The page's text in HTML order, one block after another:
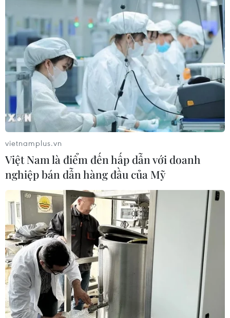
TIN CÙNG CHUYÊN MỤC
Khám phá vẻ đẹp Văn Miếu-Quốc Tử
Giám qua 120 tác phẩm nghệ thuật
đa chất liệu
vietnamplus.vn
Việt Nam là điểm đến hấp dẫn với doanh
nghiệp bán dẫn hàng đầu của Mỹ